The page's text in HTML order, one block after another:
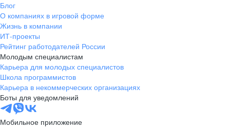
Блог
О компаниях в игровой форме
Жизнь в компании
ИТ-проекты
Рейтинг работодателей России
Молодым специалистам
Карьера для молодых специалистов
Школа программистов
Карьера в некоммерческих организациях
Боты для уведомлений
Мобильное приложение